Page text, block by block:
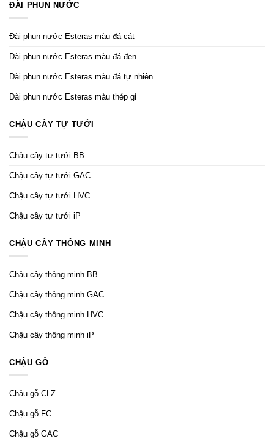
ĐÀI PHUN NƯỚC
Đài phun nước Esteras màu đá cát
Đài phun nước Esteras màu đá đen
Đài phun nước Esteras màu đá tự nhiên
Đài phun nước Esteras màu thép gỉ
CHẬU CÂY TỰ TƯỚI
Chậu cây tự tưới BB
Chậu cây tự tưới GAC
Chậu cây tự tưới HVC
Chậu cây tự tưới iP
CHẬU CÂY THÔNG MINH
Chậu cây thông minh BB
Chậu cây thông minh GAC
Chậu cây thông minh HVC
Chậu cây thông minh iP
CHẬU GỖ
Chậu gỗ CLZ
Chậu gỗ FC
Chậu gỗ GAC